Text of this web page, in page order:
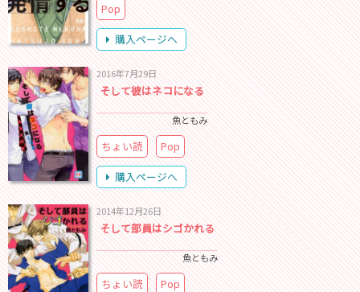
Pop
購入ページへ
2016年7月29日
そして彼はネコになる
魚ともみ
ちょい読
Pop
購入ページへ
2014年12月26日
そして部員はシゴかれる
魚ともみ
ちょい読
Pop